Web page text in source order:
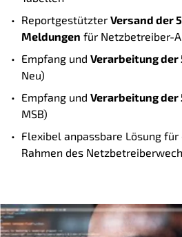
Reportgestützter Versand der
Meldungen für Netzbetreiber-
Empfang und Verarbeitung der
Neu)
Empfang und Verarbeitung der
MSB)
Flexibel anpassbare Lösung
Rahmen des